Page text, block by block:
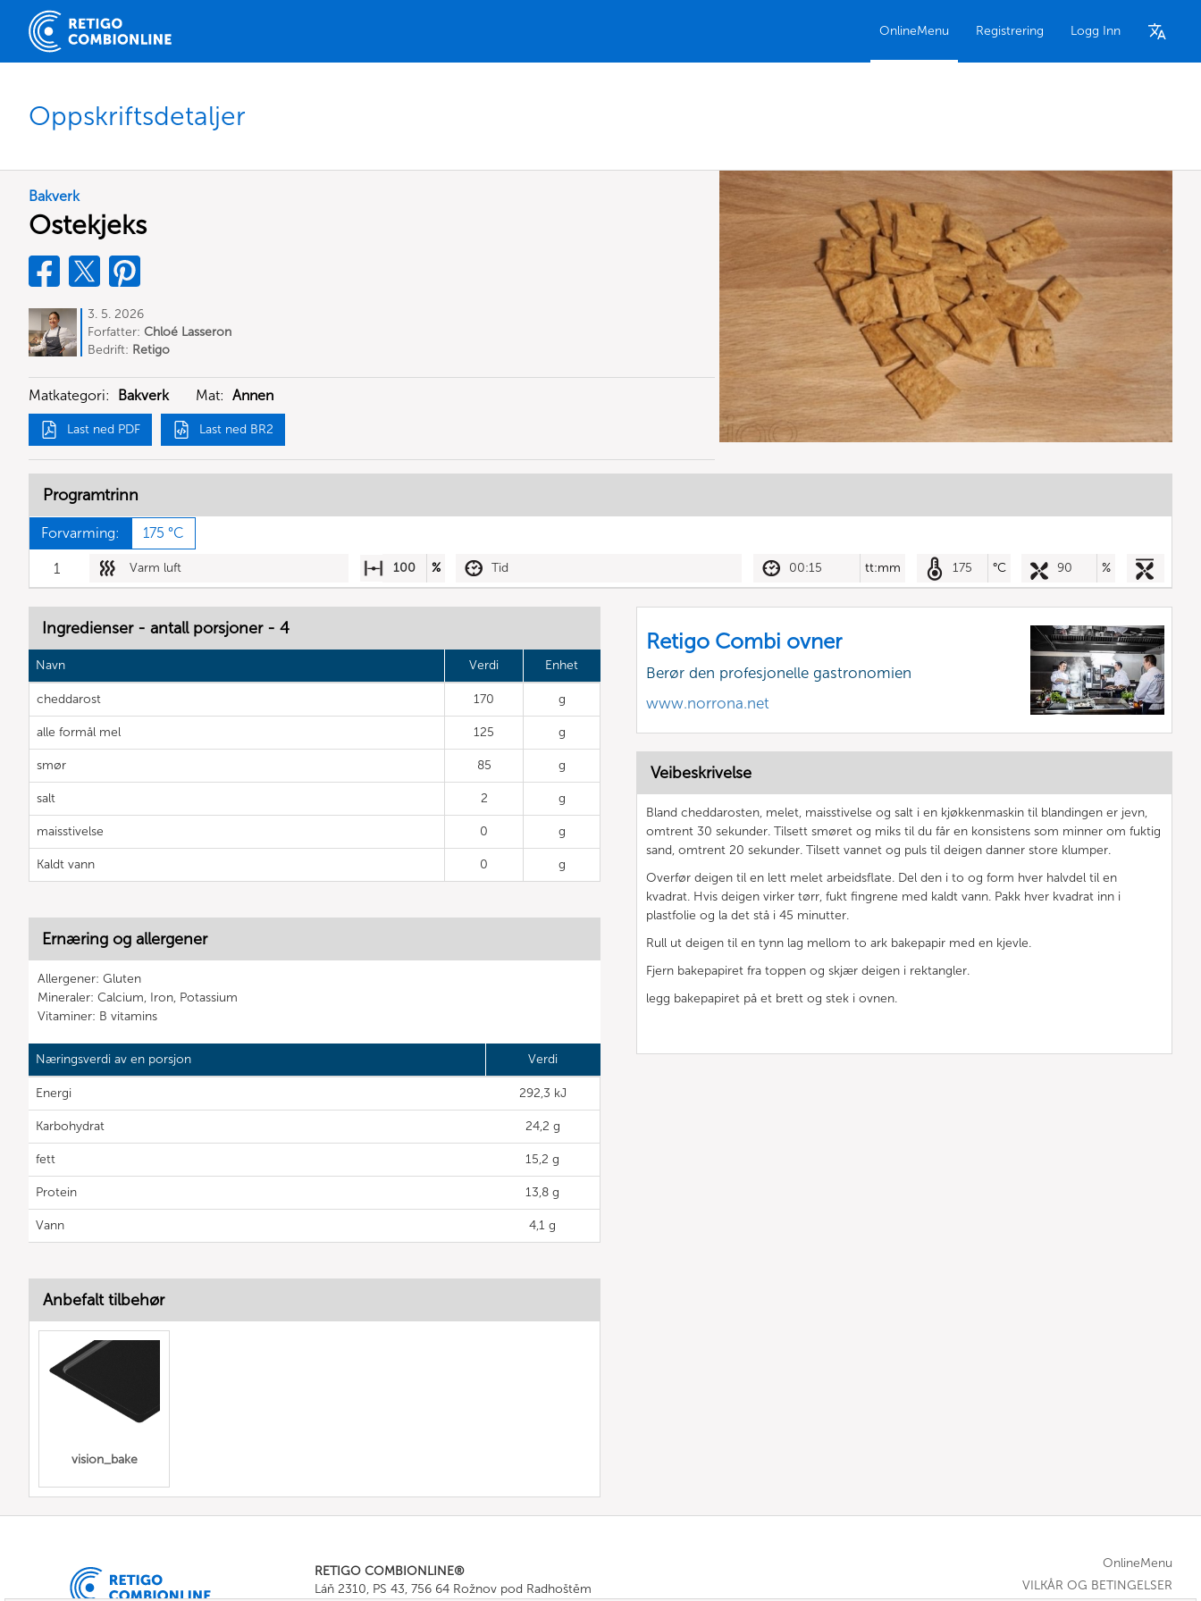
OnlineMenu Registrering Logg Inn
Oppskriftsdetaljer
Bakverk
Ostekjeks
3. 5. 2026
Forfatter: Chloé Lasseron
Bedrift: Retigo
Matkategori: Bakverk Mat: Annen
Last ned PDF Last ned BR2
Programtrinn
Forvarming: 175 °C
1 Varm luft 100 % Tid 00:15 tt:mm 175 °C 90 %
Ingredienser - antall porsjoner - 4
Navn Verdi Enhet
cheddarost 170 g
alle formål mel 125 g
smør 85 g
salt 2 g
maisstivelse 0 g
Kaldt vann 0 g
Ernæring og allergener
Allergener: Gluten
Mineraler: Calcium, Iron, Potassium
Vitaminer: B vitamins
Næringsverdi av en porsjon Verdi
Energi 292,3 kJ
Karbohydrat 24,2 g
fett 15,2 g
Protein 13,8 g
Vann 4,1 g
Retigo Combi ovner
Berør den profesjonelle gastronomien
www.norrona.net
Veibeskrivelse
Bland cheddarosten, melet, maisstivelse og salt i en kjøkkenmaskin til blandingen er jevn,
omtrent 30 sekunder. Tilsett smøret og miks til du får en konsistens som minner om fuktig
sand, omtrent 20 sekunder. Tilsett vannet og puls til deigen danner store klumper.
Overfør deigen til en lett melet arbeidsflate. Del den i to og form hver halvdel til en
kvadrat. Hvis deigen virker tørr, fukt fingrene med kaldt vann. Pakk hver kvadrat inn i
plastfolie og la det stå i 45 minutter.
Rull ut deigen til en tynn lag mellom to ark bakepapir med en kjevle.
Fjern bakepapiret fra toppen og skjær deigen i rektangler.
legg bakepapiret på et brett og stek i ovnen.
Anbefalt tilbehør
vision_bake
RETIGO COMBIONLINE®
Láň 2310, PS 43, 756 64 Rožnov pod Radhoštěm
OnlineMenu
VILKÅR OG BETINGELSER